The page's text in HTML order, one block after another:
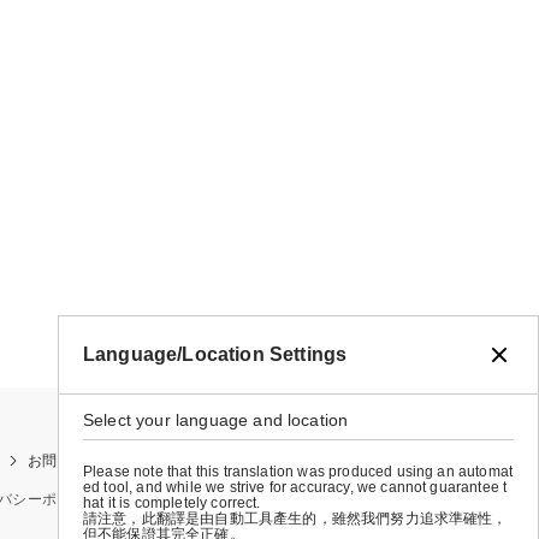
お問い合わせ
シーポリシー 特定商取引法に基づく表示 会社概要
Language/Location Settings
Select your language and location
Please note that this translation was produced using an automat
ed tool, and while we strive for accuracy, we cannot guarantee t
hat it is completely correct.
請注意，此翻譯是由自動工具產生的，雖然我們努力追求準確性，
但不能保證其完全正確。